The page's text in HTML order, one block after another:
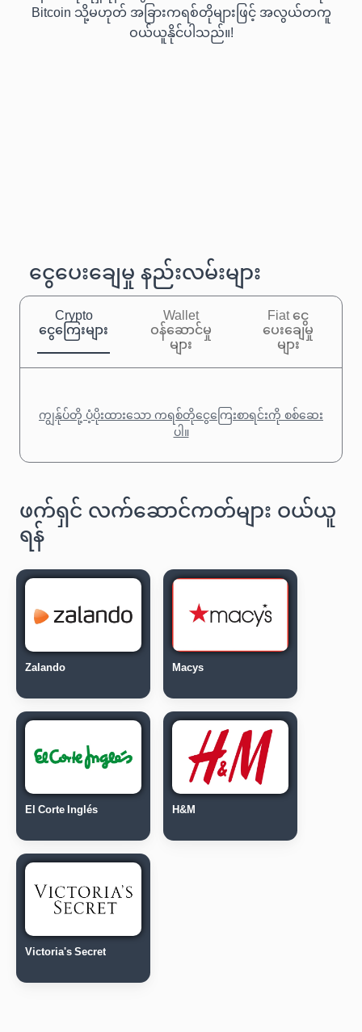
Bitcoin သို့မဟုတ် အခြားကရစ်တိုများဖြင့် အလွယ်တကူ
ဝယ်ယူနိုင်ပါသည်။!
ငွေပေးချေမှု နည်းလမ်းများ
Crypto
ငွေကြေးများ
Wallet
ဝန်ဆောင်မှု
များ
Fiat ငွေ
ပေးချေမှု
များ
ကျွန်ုပ်တို့ ပံ့ပိုးထားသော ကရစ်တိုငွေကြေးစာရင်းကို စစ်ဆေး
ပါ။
ဖက်ရှင် လက်ဆောင်ကတ်များ ဝယ်ယူ
ရန်
Zalando Macys
El Corte Inglés H&M
Victoria's Secret